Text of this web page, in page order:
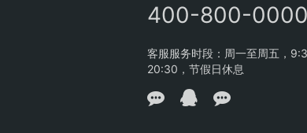
400-800-0000
客服服务时段：周一至周五，
20:30，节假日休息